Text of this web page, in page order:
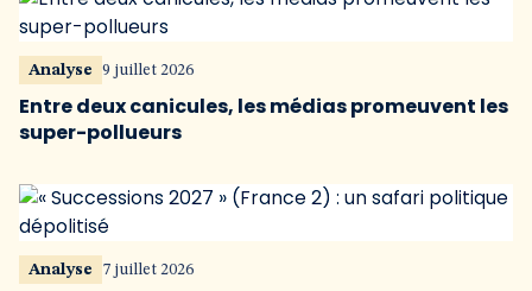
Analyse 9 juillet 2026
Entre deux canicules, les médias promeuvent les
super-pollueurs
Analyse 7 juillet 2026